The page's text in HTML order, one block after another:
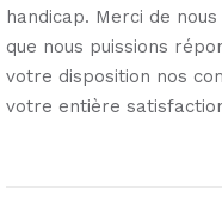
handicap. Merci de
que nous puissions
votre disposition nos
votre entière